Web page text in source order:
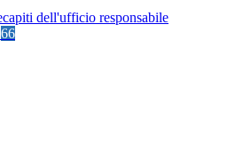
dell'ufficio responsabile
66